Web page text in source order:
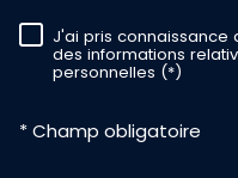
J'ai pris connaissance
des informations
personnelles (*)
* Champ obligatoire